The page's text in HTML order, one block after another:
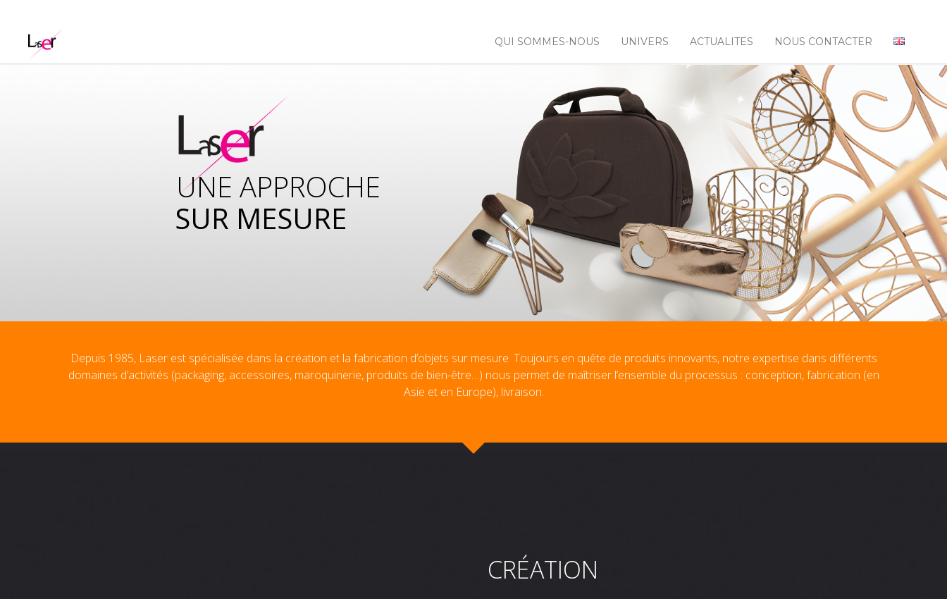
QUI SOMMES-NOUS UNIVERS ACTUALITES NOUS CONTACTER
SUR MESURE
UNE APPROCHE
Depuis 1985, Laser est spécialisée dans la création et la fabrication d’objets sur mesure. Toujours en quête de produits innovants, notre expertise dans différents
domaines d’activités (packaging, accessoires, maroquinerie, produits de bien-être…) nous permet de maîtriser l’ensemble du processus : conception, fabrication (en
Asie et en Europe), livraison.
CRÉATION